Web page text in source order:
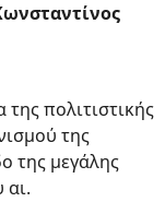
πολιτιστικής
της
της μεγάλης
αι.